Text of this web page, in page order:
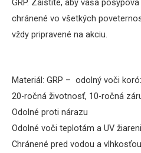
GRP. Zaistite, aby vaša
chránené vo všetkých
vždy pripravené na akciu.
Materiál: GRP – odolný voči
20-ročná životnosť, 10-ročná
Odolné proti nárazu
Odolné voči teplotám a UV
Chránené pred vodou a vlhkosťou